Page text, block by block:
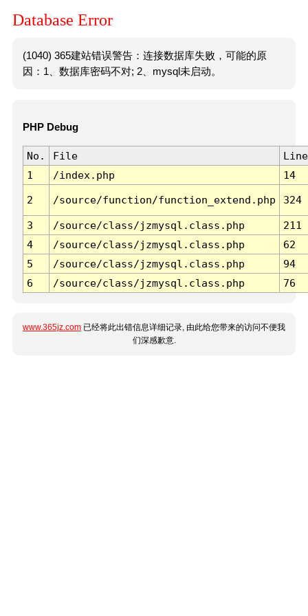
Database Error
(1040) 365建站错误警告：连接数据库失败，可能的原
因：1、数据库密码不对; 2、mysql未启动。
PHP Debug
No. File
Line
1
/index.php 14
2 /source/function/function_extend.php 324
3 /source/class/jzmysql.class.php
211
4
/source/class/jzmysql.class.php
62
5
/source/class/jzmysql.class.php
94
6
/source/class/jzmysql.class.php 76
www.365jz.com 已经将此出错信息详细记录, 由此给您带来的访问不便我
们深感歉意.